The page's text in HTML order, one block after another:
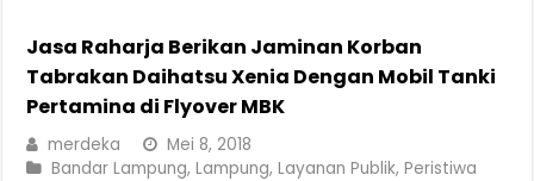
Jasa Raharja Berikan Jaminan Korban
Tabrakan Daihatsu Xenia Dengan Mobil Tanki
Pertamina di Flyover MBK
merdeka
Mei 8, 2018
Bandar Lampung,Lampung,Layanan Publik,Peristiwa